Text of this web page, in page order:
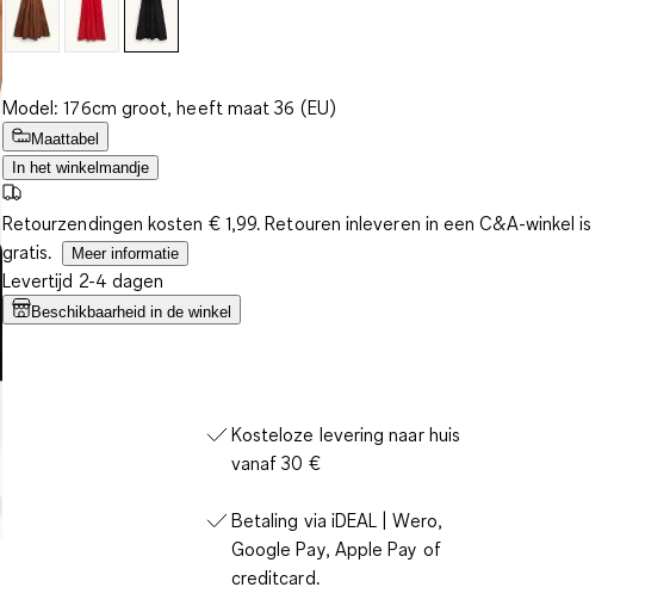
Model: 176cm groot, heeft maat 36 (EU)
Maattabel
In het winkelmandje
Retourzendingen kosten € 1,99. Retouren inleveren in een C&A-winkel is
gratis.
Meer informatie
Levertijd 2-4 dagen
Beschikbaarheid in de winkel
Kosteloze levering naar huis
vanaf 30 €
Betaling via iDEAL | Wero,
Google Pay, Apple Pay of
creditcard.